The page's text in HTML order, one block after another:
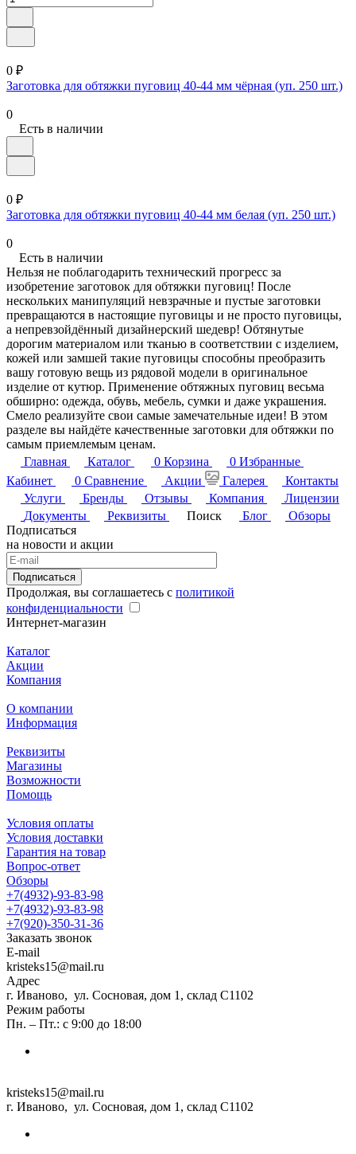
0 ₽
Заготовка для обтяжки пуговиц 40-44 мм чёрная (уп. 250 шт.)
0
Есть в наличии
0 ₽
Заготовка для обтяжки пуговиц 40-44 мм белая (уп. 250 шт.)
0
Есть в наличии
Нельзя не поблагодарить технический прогресс за
изобретение заготовок для обтяжки пуговиц! После
нескольких манипуляций невзрачные и пустые заготовки
превращаются в настоящие пуговицы и не просто пуговицы,
а непревзойдённый дизайнерский шедевр! Обтянутые
дорогим материалом или тканью в соответствии с изделием,
кожей или замшей такие пуговицы способны преобразить
вашу готовую вещь из рядовой модели в оригинальное
изделие от кутюр. Применение обтяжных пуговиц весьма
обширно: одежда, обувь, мебель, сумки и даже украшения.
Смело реализуйте свои самые замечательные идеи! В этом
разделе вы найдёте качественные заготовки для обтяжки по
самым приемлемым ценам.
Главная
Каталог 0 Корзина 0 Избранные
Кабинет
0 Сравнение Акции Галерея
Контакты
Услуги
Бренды Отзывы Компания
Лицензии
Документы
Реквизиты Поиск Блог
Обзоры
Подписаться
на новости и акции
Подписаться
Продолжая, вы соглашаетесь с политикой
конфиденциальности
Интернет-магазин
Каталог
Акции
Компания
О компании
Информация
Реквизиты
Магазины
Возможности
Помощь
Условия оплаты
Условия доставки
Гарантия на товар
Вопрос-ответ
Обзоры
+7(4932)-93-83-98
+7(4932)-93-83-98
+7(920)-350-31-36
Заказать звонок
E-mail
kristeks15@mail.ru
Адрес
г. Иваново, ул. Сосновая, дом 1, склад С1102
Режим работы
Пн. – Пт.: с 9:00 до 18:00
kristeks15@mail.ru
г. Иваново, ул. Сосновая, дом 1, склад С1102